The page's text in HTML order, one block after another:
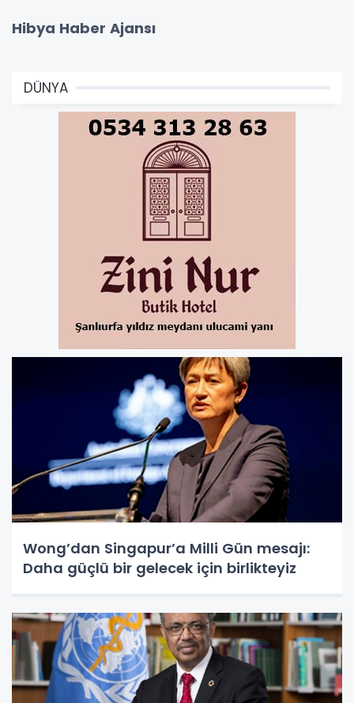
Hibya Haber Ajansı
DÜNYA
Wong’dan Singapur’a Milli Gün mesajı:
Daha güçlü bir gelecek için birlikteyiz